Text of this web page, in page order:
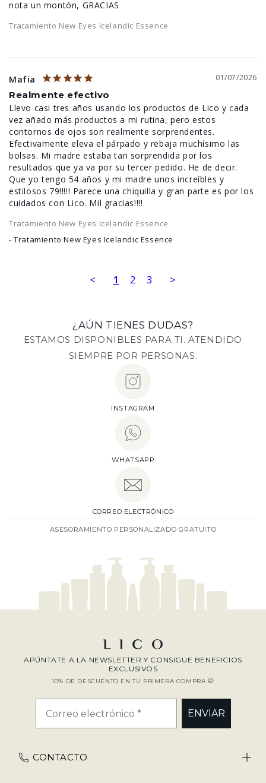
Tratamiento New Eyes Icelandic Essence
01/07/2026
Mafia
Realmente efectivo
Llevo casi tres años usando los productos de Lico y cada
vez añado más productos a mi rutina, pero estos
contornos de ojos son realmente sorprendentes.
Efectivamente eleva el párpado y rebaja muchísimo las
bolsas. Mi madre estaba tan sorprendida por los
resultados que ya va por su tercer pedido. He de decir.
Que yo tengo 54 años y mi madre unos increíbles y
estilosos 79!!!!! Parece una chiquilla y gran parte es por los
Tratamiento New Eyes Icelandic Essence
Tratamiento New Eyes Icelandic Essence
< 1 2 3 >
¿AÚN TIENES DUDAS?
ESTAMOS DISPONIBLES PARA TI. ATENDIDO
SIEMPRE POR PERSONAS.
INSTAGRAM
WHATSAPP
CORREO ELECTRÓNICO
ASESORAMIENTO PERSONALIZADO GRATUITO
APÚNTATE A LA NEWSLETTER Y CONSIGUE BENEFICIOS
EXCLUSIVOS
10% DE DESCUENTO EN TU PRIMERA COMPRA 🤭
ENVIAR
CONTACTO